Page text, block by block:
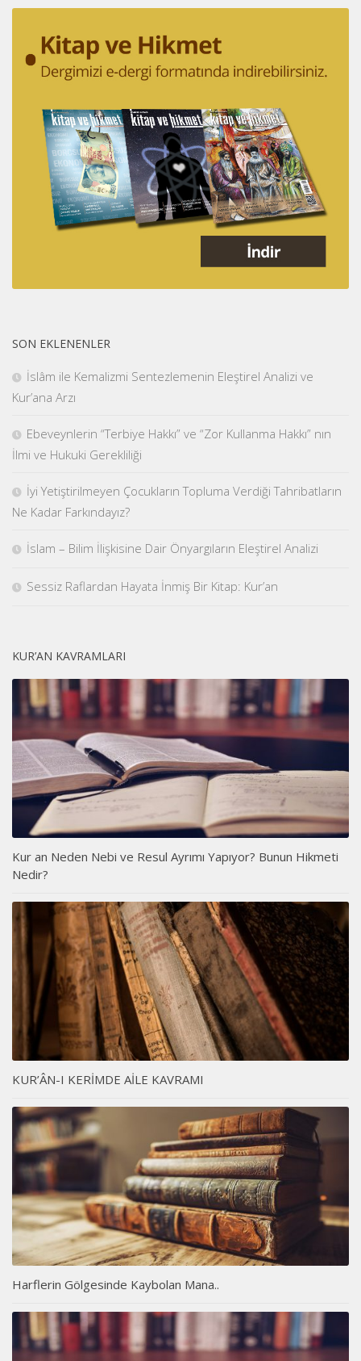
SON EKLENENLER
İslâm ile Kemalizmi Sentezlemenin Eleştirel Analizi ve
Kur’ana Arzı
Ebeveynlerin “Terbiye Hakkı” ve “Zor Kullanma Hakkı” nın
İlmi ve Hukuki Gerekliliği
İyi Yetiştirilmeyen Çocukların Topluma Verdiği Tahribatların
Ne Kadar Farkındayız?
İslam – Bilim İlişkisine Dair Önyargıların Eleştirel Analizi
Sessiz Raflardan Hayata İnmiş Bir Kitap: Kur’an
KUR’AN KAVRAMLARI
Kur an Neden Nebi ve Resul Ayrımı Yapıyor? Bunun Hikmeti
Nedir?
KUR’ÂN-I KERİMDE AİLE KAVRAMI
Harflerin Gölgesinde Kaybolan Mana..